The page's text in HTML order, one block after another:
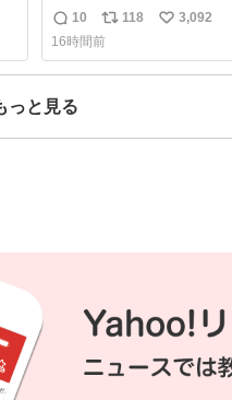
返
信
数
10
リ
ポ
ス
118
い
ね
3,092
16時間前
っと見る